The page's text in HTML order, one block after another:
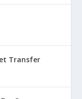
Transfer